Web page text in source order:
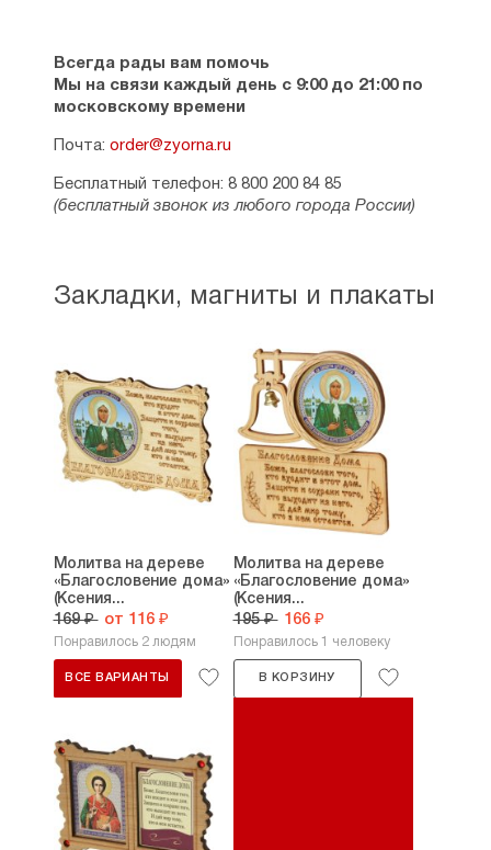
Всегда рады вам помочь
Мы на связи каждый день с 9:00 до 21:00 по
московскому времени
Почта: order@zyorna.ru
Бесплатный телефон: 8 800 200 84 85
(бесплатный звонок из любого города России)
Закладки, магниты и плакаты
Молитва на дереве
«Благословение дома»
(Ксения...
169 ₽ от 116 ₽
Понравилось 2 людям
ВСЕ ВАРИАНТЫ
Молитва на дереве
«Благословение дома»
(Ксения...
195 ₽ 166 ₽
Понравилось 1 человеку
В КОРЗИНУ